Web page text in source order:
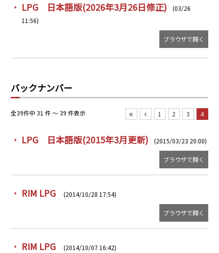
コンサルティング
会社概要
年間休刊日
採用情報
LPG 日本語版(2026年3月26日修正)
(03/26
11:56)
ブラウザで開く
バックナンバー
全39件中 31 件 ～ 39 件表示 « ‹ 1 2 3 4
LPG 日本語版(2015年3月更新) (2015/03/23 20:00)
ブラウザで開く
RIM LPG (2014/10/28 17:54)
ブラウザで開く
RIM LPG (2014/10/07 16:42)